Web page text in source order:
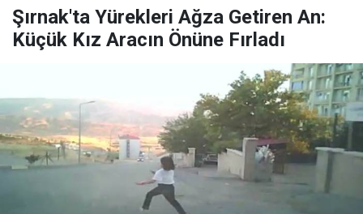
Şırnak'ta Yürekleri Ağza Getiren An:
Küçük Kız Aracın Önüne Fırladı